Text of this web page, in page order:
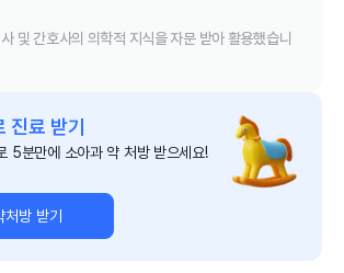
및 간호사의 의학적 지식을 자문 받아 활용했습니
진료 받기
5분만에 소아과 약 처방 받으세요!
방 받기